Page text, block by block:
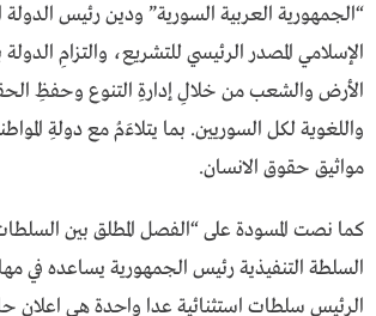
“الجمهورية العربية السورية” ودين رئيس الدولة
الإسلامي المصدر الرئيسي للتشريع، والتزامِ
الأرض والشعب من خلالِ إدارةِ التنوع وحفظِ
واللغوية لكل السوريين. بما يتلاءَمُ مع دولةِ
مواثيق حقوق الانسان.
كما نصت المسودة على “الفصل المطلق بين
السلطة التنفيذية رئيس الجمهورية يساعده في
الرئيس سلطات استثنائية عدا واحدة هي اعلان